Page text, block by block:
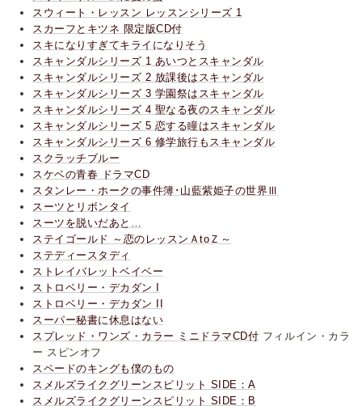
スウィート・レッスン レッスンシリーズ 1
スカーフとキツネ 限定版CD付
スキになりすぎてキライになりそう
スキャンダルシリーズ 1 あいつとスキャンダル
スキャンダルシリーズ 2 放課後はスキャンダル
スキャンダルシリーズ 3 学園祭はスキャンダル
スキャンダルシリーズ 4 聖なる夜のスキャンダル
スキャンダルシリーズ 5 恋する瞳はスキャンダル
スキャンダルシリーズ 6 修学旅行もスキャンダル
スクラッチブルー
スケベの青春 ドラマCD
スタンレー・ホークの事件簿･山藍紫姫子の世界Ⅲ
スーツとリボンタイ
スーツを脱いだあと…
ステイゴールド ～恋のレッスンＡtoＺ～
ステディースタディ
ストレイバレットベイベー
ストロベリー・デカダン I
ストロベリー・デカダン II
スーパー秘書に休息はない
スプレッド・ワンズ・カラー ミニドラマCD付 フィルイン・カラ
ー スピンオフ
スペードのキングも僕のもの
スメルズライクグリーンスピリット SIDE：A
スメルズライクグリーンスピリット SIDE：B